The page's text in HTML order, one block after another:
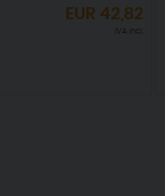
EUR 42,82
IVA incl.